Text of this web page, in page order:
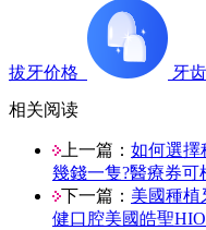
拔牙价格
牙
相关阅读
上一篇： 如何選擇
幾錢一隻?醫療券可
下一篇： 美國種植
健口腔美國皓聖